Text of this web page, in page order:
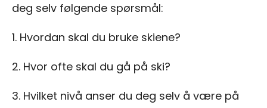
deg selv følgende spørsmål:
1. Hvordan skal du bruke skiene?
2. Hvor ofte skal du gå på ski?
3. Hvilket nivå anser du deg selv å være på